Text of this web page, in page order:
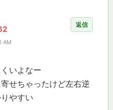
AM
いよなー
せちゃったけど左右逆
やすい
返信